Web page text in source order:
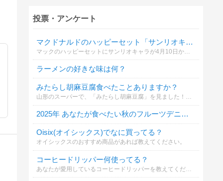
投票・アンケート
マクドナルドのハッピーセット「サンリオキャラクターズ」どれが欲しい？
ラーメンの好きな味は何？
みたらし胡麻豆腐食べたことありますか？
山形のスーパーで、「みたらし胡麻豆腐」を見ました！地元のスーパーで見かけたことがなく、すごく気になりました。
2025年 あなたが食べたい秋のフルーツデニッシュは？
Oisix(オイシックス)でなに買ってる？
オイシックスのおすすめ商品があれば教えてください。
コーヒードリッパー何使ってる？